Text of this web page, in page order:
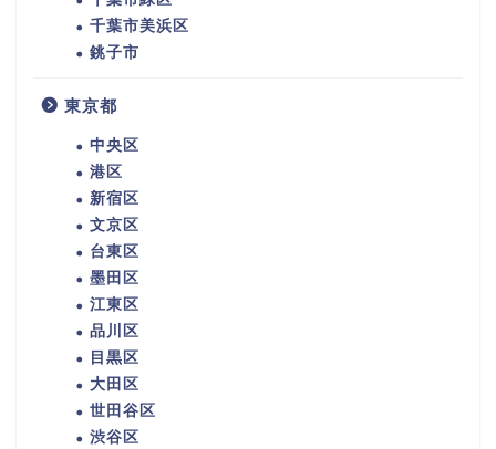
千葉市美浜区
銚子市
東京都
中央区
港区
新宿区
文京区
台東区
墨田区
江東区
品川区
目黒区
大田区
世田谷区
渋谷区